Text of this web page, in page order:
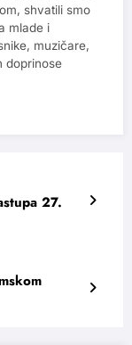
shvatili smo
mlade i
muzičare,
doprinose
27.